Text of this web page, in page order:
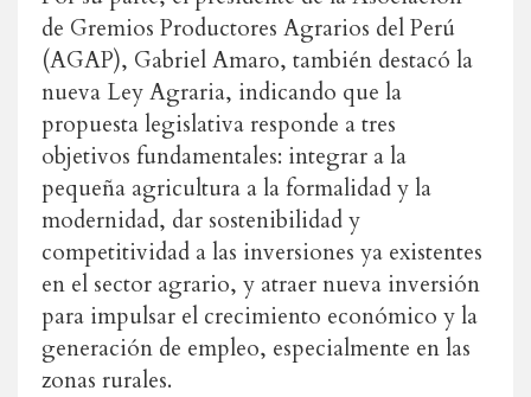
de Gremios Productores Agrarios del Perú
(AGAP), Gabriel Amaro, también destacó la
nueva Ley Agraria, indicando que la
propuesta legislativa responde a tres
objetivos fundamentales: integrar a la
pequeña agricultura a la formalidad y la
modernidad, dar sostenibilidad y
competitividad a las inversiones ya existentes
en el sector agrario, y atraer nueva inversión
para impulsar el crecimiento económico y la
generación de empleo, especialmente en las
zonas rurales.